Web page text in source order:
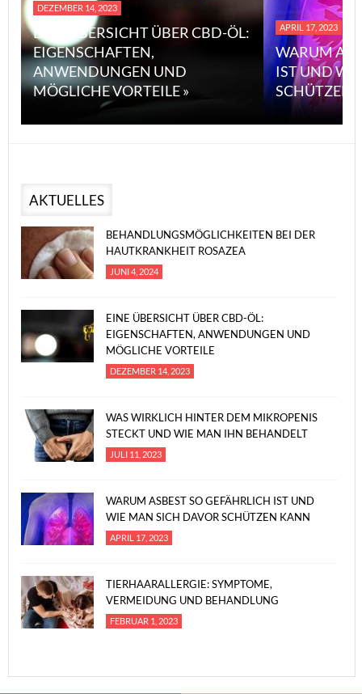
DEZEMBER 14, 2023
EINE ÜBERSICHT ÜBER CBD-ÖL:
EIGENSCHAFTEN,
ANWENDUNGEN UND
MÖGLICHE VORTEILE »
APRIL 17, 2023
WARUM
IST UND
SCHÜTZEN
AKTUELLES
BEHANDLUNGSMÖGLICHKEITEN BEI DER
HAUTKRANKHEIT ROSAZEA
JUNI 4, 2024
EINE ÜBERSICHT ÜBER CBD-ÖL:
EIGENSCHAFTEN, ANWENDUNGEN UND
MÖGLICHE VORTEILE
DEZEMBER 14, 2023
WAS WIRKLICH HINTER DEM MIKROPENIS
STECKT UND WIE MAN IHN BEHANDELT
JULI 11, 2023
WARUM ASBEST SO GEFÄHRLICH IST UND
WIE MAN SICH DAVOR SCHÜTZEN KANN
APRIL 17, 2023
TIERHAARALLERGIE: SYMPTOME,
VERMEIDUNG UND BEHANDLUNG
FEBRUAR 1, 2023